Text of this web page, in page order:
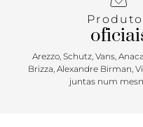
Arezzo, Schutz, Vans,
Brizza, Alexandre Birman,
juntas num